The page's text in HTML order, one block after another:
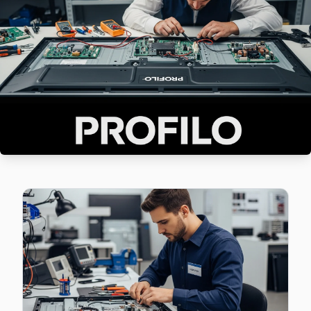
Şişli'da Esentepe mahallesi için Profilo TV tamir
Şişli Profilo Servis →
Eskişehir Profilo Servis
Şişli'nın Eskişehir bölgesindeki Profilo müşterilerimiz tamir
Eskişehir Profilo Açılmıyor Arıza →
Feriköy Profilo Servis
Feriköy sakinlerine özel: Profilo TV tamirinde parça
Fulya Profilo Servis
Fulya mahallesi Profilo TV servisinde şeffaf çalışıyoruz:
Fulya Profilo Açılmıyor Arıza →
Gülbahar Profilo Servis
Profilo TV'de T-Con kart arızası Gülbahar mahallesinde